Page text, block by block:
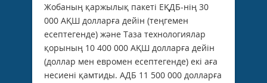
Жобаның қаржылық пакеті ЕҚДБ-нің 30
000 АҚШ долларға дейін (теңгемен
есептегенде) және Таза технологиялар
қорының 10 400 000 АҚШ долларға дейін
(доллар мен евромен есептегенде) екі аға
несиені қамтиды. АДБ 11 500 000 долларға